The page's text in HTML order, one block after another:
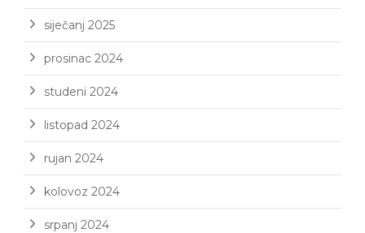
siječanj 2025
prosinac 2024
studeni 2024
listopad 2024
rujan 2024
kolovoz 2024
srpanj 2024